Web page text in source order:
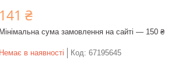
141 ₴
Мінімальна сума замовлення на сайті — 150 ₴
Немає в наявності Код: 67195645